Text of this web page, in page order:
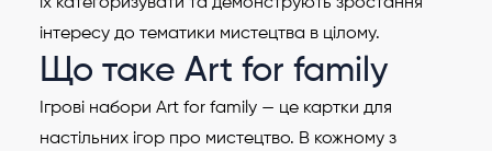
їх категоризувати та демонструють зростання
інтересу до тематики мистецтва в цілому.
Що таке Art for family
Ігрові набори Art for family — це картки для
настільних ігор про мистецтво. В кожному з